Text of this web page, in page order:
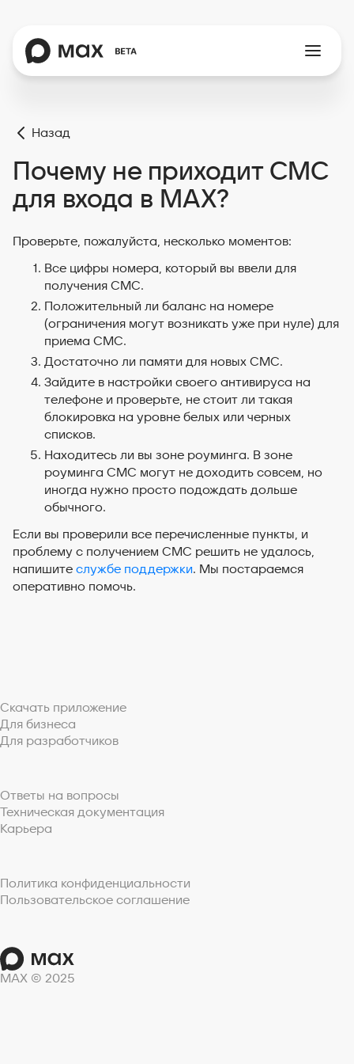
Назад
Почему не приходит СМС
для входа в MAX?
Проверьте, пожалуйста, несколько моментов:
Все цифры номера, который вы ввели для
получения СМС.
Положительный ли баланс на номере
(ограничения могут возникать уже при нуле) для
приема СМС.
Достаточно ли памяти для новых СМС.
Зайдите в настройки своего антивируса на
телефоне и проверьте, не стоит ли такая
блокировка на уровне белых или черных
списков.
Находитесь ли вы зоне роуминга. В зоне
роуминга СМС могут не доходить совсем, но
иногда нужно просто подождать дольше
обычного.
Если вы проверили все перечисленные пункты, и
проблему с получением СМС решить не удалось,
напишите службе поддержки. Мы постараемся
оперативно помочь.
MAX © 2025
Скачать приложение
Для бизнеса
Для разработчиков
Ответы на вопросы
Техническая документация
Карьера
Политика конфиденциальности
Пользовательское соглашение